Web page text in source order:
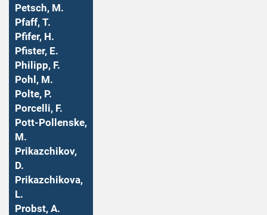
Petsch, M.
Pfaff, T.
Pfifer, H.
Pfister, E.
Philipp, F.
Pohl, M.
Polte, P.
Porcelli, F.
Pott-Pollenske,
M.
Prikazchikov,
D.
Prikazchikova,
L.
Probst, A.